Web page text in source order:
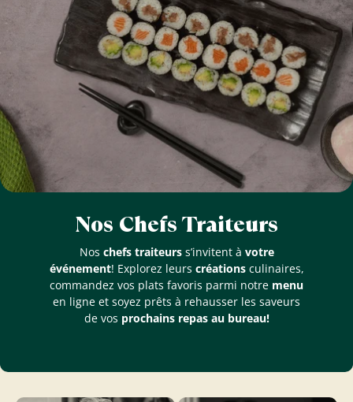
Nos Chefs Traiteurs
Nos chefs traiteurss’invitent à votre
événement! Explorez leurs créationsculinaires,
commandez vos plats favoris parmi notre menu
en ligne et soyez prêts à rehausser les saveurs
de vos prochains repas au bureau!